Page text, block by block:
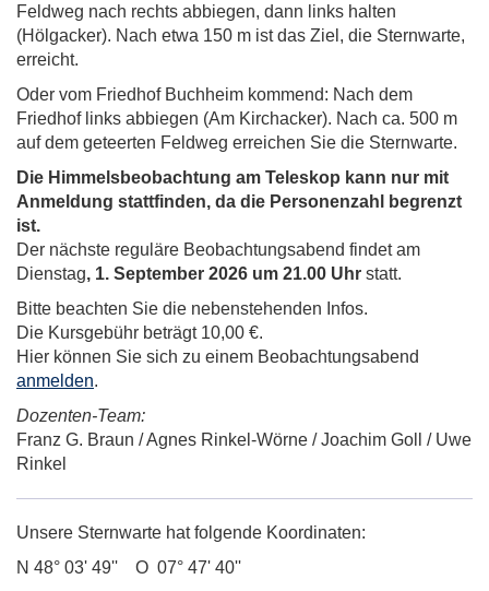
Feldweg nach rechts abbiegen, dann links halten
(Hölgacker). Nach etwa 150 m ist das Ziel, die Sternwarte,
erreicht.
Oder vom Friedhof Buchheim kommend: Nach dem
Friedhof links abbiegen (Am Kirchacker). Nach ca. 500 m
auf dem geteerten Feldweg erreichen Sie die Sternwarte.
Die Himmelsbeobachtung am Teleskop kann nur mit
Anmeldung stattfinden, da die Personenzahl begrenzt
ist.
Der nächste reguläre Beobachtungsabend findet am
Dienstag, 1. September 2026 um 21.00 Uhr statt.
Bitte beachten Sie die nebenstehenden Infos.
Die Kursgebühr beträgt 10,00 €.
Hier können Sie sich zu einem Beobachtungsabend
anmelden.
Dozenten-Team:
Franz G. Braun / Agnes Rinkel-Wörne / Joachim Goll / Uwe
Rinkel
Unsere Sternwarte hat folgende Koordinaten:
N 48° 03' 49'' O 07° 47' 40''